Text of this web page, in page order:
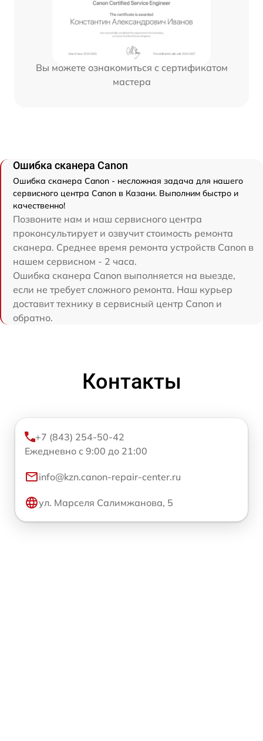
Вы можете ознакомиться с сертификатом
мастера
Ошибка сканера Canon
Ошибка сканера Canon - несложная задача для нашего
сервисного центра Canon в Казани. Выполним быстро и
качественно!
Позвоните нам и наш сервисного центра
проконсультирует и озвучит стоимость ремонта
сканера. Среднее время ремонта устройств Canon в
нашем сервисном - 2 часа.
Ошибка сканера Canon выполняется на выезде,
если не требует сложного ремонта. Наш курьер
доставит технику в сервисный центр Canon и
обратно.
Контакты
+7 (843) 254-50-42
Ежедневно с 9:00 до 21:00
info@kzn.canon-repair-center.ru
ул. Марселя Салимжанова, 5